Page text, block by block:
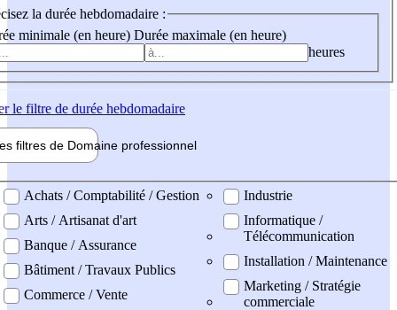
la durée hebdomadaire :
minimale (en heure) Durée maximale (en heure)
heures
le filtre de durée hebdomadaire
filtres de Domaine professionnel
professionel
Achats / Comptabilité / Gestion
Arts / Artisanat d'art
Banque / Assurance
Bâtiment / Travaux Publics
Commerce / Vente
Industrie
Informatique /
Télécommunication
Installation / Maintenance
Marketing / Stratégie
commerciale